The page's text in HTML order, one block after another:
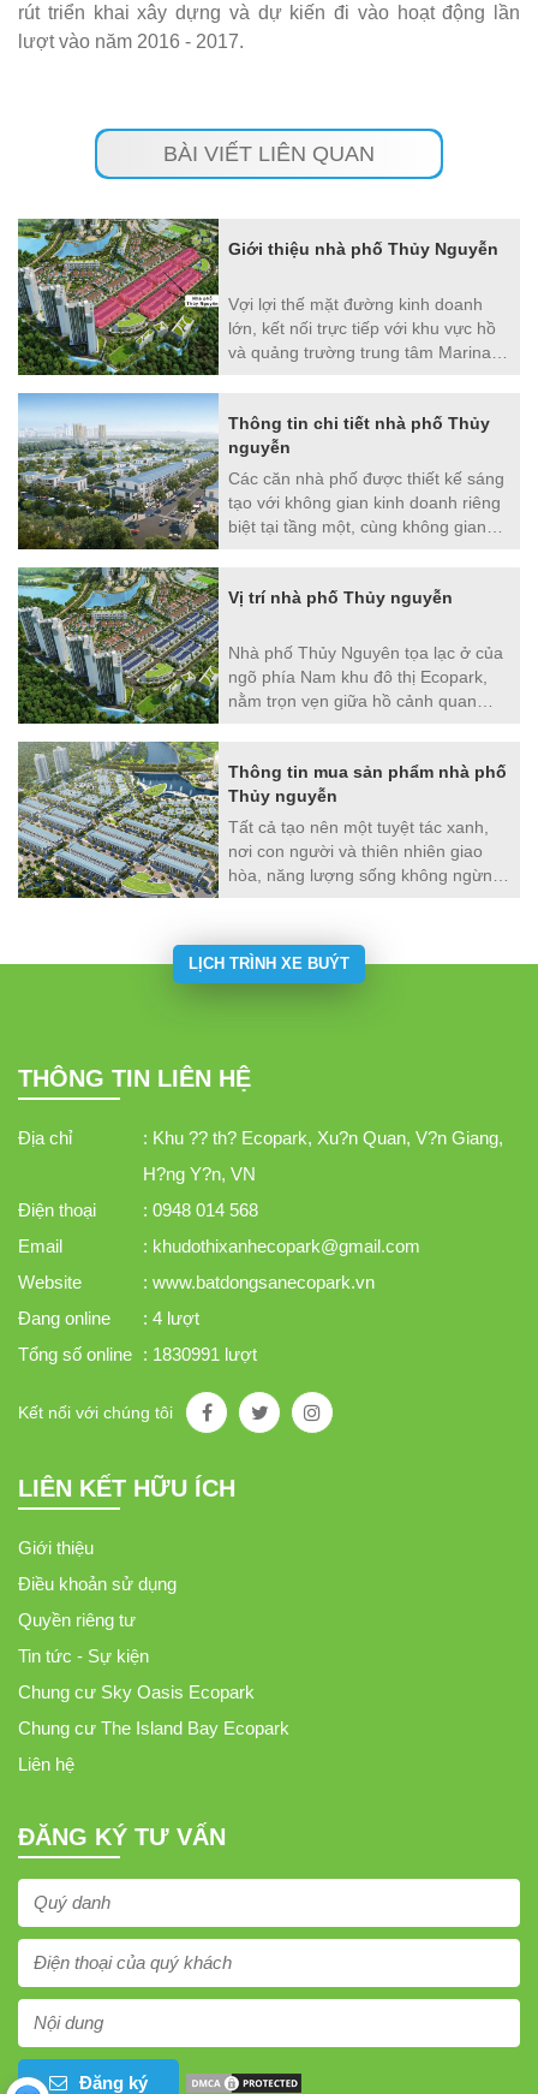
rút triển khai xây dựng và dự kiến đi vào hoạt động lần
lượt vào năm 2016 - 2017.
BÀI VIẾT LIÊN QUAN
Giới thiệu nhà phố Thủy Nguyễn
Vợi lợi thế mặt đường kinh doanh
lớn, kết nối trực tiếp với khu vực hồ
và quảng trường trung tâm Marina
điểm nhấn cho sự sôi động và sầm
uất của Aqua Bay
Thông tin chi tiết nhà phố Thủy
nguyễn
Các căn nhà phố được thiết kế sáng
tạo với không gian kinh doanh riêng
biệt tại tầng một, cùng không gian
Vị trí nhà phố Thủy nguyễn
Nhà phố Thủy Nguyên tọa lạc ở của
ngõ phía Nam khu đô thị Ecopark,
nằm trọn vẹn giữa hồ cảnh quan
trung tâm thể thao rộng 3ha, trường
học quốc tế 2,3ha và khu trường học
liên cấp Nguyễn Siêu, học viện sân
gôn ELS 12ha và trung tâm tiện ích
1,2ha). Nơi hứa hẹn sẽ mang lại
Thông tin mua sản phẩm nhà phố
Thủy nguyễn
Tất cả tạo nên một tuyệt tác xanh,
nơi con người và thiên nhiên giao
hòa, năng lượng sống không ngừng
bền vững, lý tưởng.
LỊCH TRÌNH XE BUÝT
THÔNG TIN LIÊN HỆ
Địa chỉ
: Khu ?? th? Ecopark, Xu?n Quan, V?n Giang,
H?ng Y?n, VN
Điện thoại
: 0948 014 568
Email
: khudothixanhecopark@gmail.com
Website
: www.batdongsanecopark.vn
Đang online
: 4 lượt
Tổng số online : 1830991 lượt
Kết nối với chúng tôi
LIÊN KẾT HỮU ÍCH
Giới thiệu
Điều khoản sử dụng
Quyền riêng tư
Tin tức - Sự kiện
Chung cư Sky Oasis Ecopark
Chung cư The Island Bay Ecopark
Liên hệ
ĐĂNG KÝ TƯ VẤN
Đăng ký